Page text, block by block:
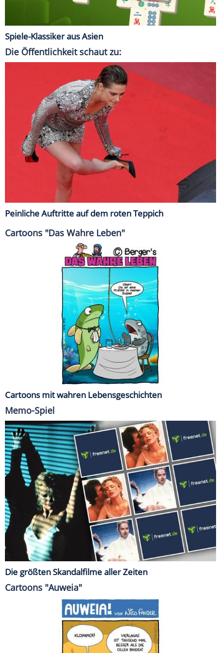
Spiele-Klassiker aus Asien
Die Öffentlichkeit schaut zu:
Peinliche Auftritte auf dem roten Teppich
Cartoons "Das Wahre Leben"
Cartoons mit wahren Lebensgeschichten
Memo-Spiel
Die größten Skandalfilme aller Zeiten
Cartoons "Auweia"